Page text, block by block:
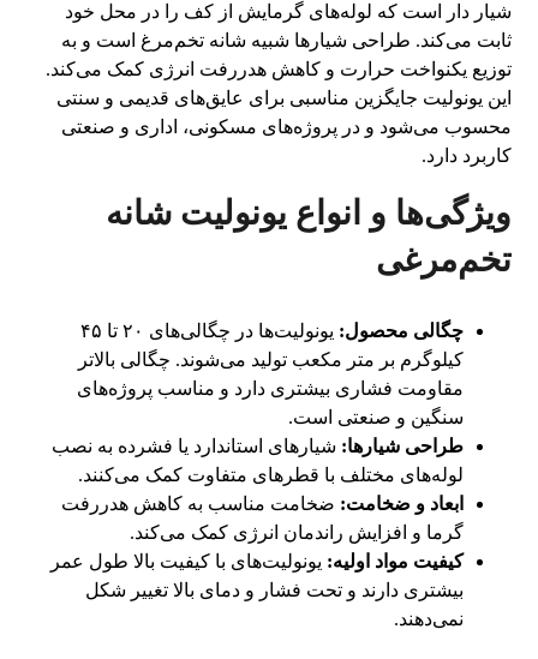
شیار دار است که لوله‌های گرمایش از کف را در محل خود
ثابت می‌کند. طراحی شیارها شبیه شانه تخم‌مرغ است و به
توزیع یکنواخت حرارت و کاهش هدررفت انرژی کمک می‌کند.
این یونولیت جایگزین مناسبی برای عایق‌های قدیمی و سنتی
محسوب می‌شود و در پروژه‌های مسکونی، اداری و صنعتی
کاربرد دارد.
ویژگی‌ها و انواع یونولیت شانه
تخم‌مرغی
چگالی محصول:
یونولیت‌ها در چگالی‌های ۲۰ تا ۴۵
کیلوگرم بر متر مکعب تولید می‌شوند. چگالی بالاتر
مقاومت فشاری بیشتری دارد و مناسب پروژه‌های
سنگین و صنعتی است.
طراحی شیارها: شیارهای استاندارد یا فشرده به نصب
لوله‌های مختلف با قطرهای متفاوت کمک می‌کنند.
ابعاد و ضخامت: ضخامت مناسب به کاهش هدررفت
گرما و افزایش راندمان انرژی کمک می‌کند.
کیفیت مواد اولیه: یونولیت‌های با کیفیت بالا طول عمر
بیشتری دارند و تحت فشار و دمای بالا تغییر شکل
نمی‌دهند.